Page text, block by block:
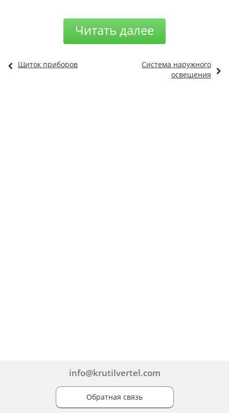
Читать далее
Щиток приборов
Система наружного
освещения
info@krutilvertel.com
Обратная связь